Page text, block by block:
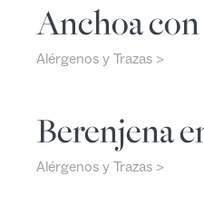
Anchoa
Alérgenos y Trazas >
Berenjena
Alérgenos y Trazas >